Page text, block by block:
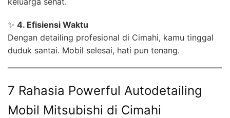
✨ 4. Efisiensi Waktu
Dengan detailing profesional di Cimahi, kamu tinggal
duduk santai. Mobil selesai, hati pun tenang.
7 Rahasia Powerful Autodetailing
Mobil Mitsubishi di Cimahi